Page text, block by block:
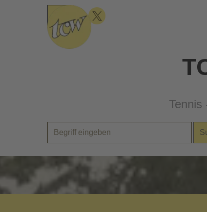
Direkt zum Seiteninhalt
Menü überspringen
Tennis